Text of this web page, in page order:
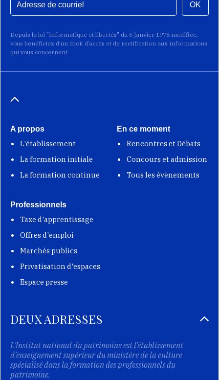
OK
Depuis la loi "informatique et libertés" du 6 janvier 1978 modifiée,
vous bénéficiez d’un droit d’accès et de rectification aux informations
qui vous concernent.
A propos
L'établissement
La formation initiale
La formation continue
En ce moment
Rencontres et Débats
Concours et admission
Tous les évènements
Professionnels
Taxe d'apprentissage
Offres d'emploi
Marchés publics
Privatisation d'espaces
Espace presse
DEUX ADRESSES
L'Institut national du patrimoine est l’établissement
d'enseignement supérieur du ministère de la culture
spécialisé dans la formation des professionnels du
patrimoine.